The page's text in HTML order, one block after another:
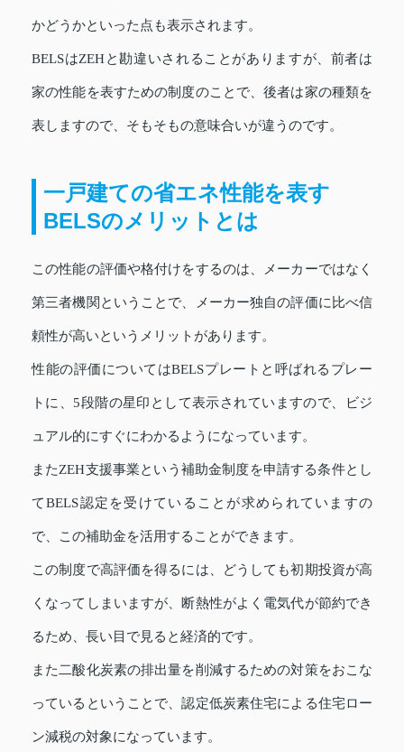
かどうかといった点も表示されます。
BELSはZEHと勘違いされることがありますが、前者は
家の性能を表すための制度のことで、後者は家の種類を
表しますので、そもそもの意味合いが違うのです。
一戸建ての省エネ性能を表す
BELSのメリットとは
この性能の評価や格付けをするのは、メーカーではなく
第三者機関ということで、メーカー独自の評価に比べ信
頼性が高いというメリットがあります。
性能の評価についてはBELSプレートと呼ばれるプレー
トに、5段階の星印として表示されていますので、ビジ
ュアル的にすぐにわかるようになっています。
またZEH支援事業という補助金制度を申請する条件とし
てBELS認定を受けていることが求められていますの
で、この補助金を活用することができます。
この制度で高評価を得るには、どうしても初期投資が高
くなってしまいますが、断熱性がよく電気代が節約でき
るため、長い目で見ると経済的です。
また二酸化炭素の排出量を削減するための対策をおこな
っているということで、認定低炭素住宅による住宅ロー
ン減税の対象になっています。